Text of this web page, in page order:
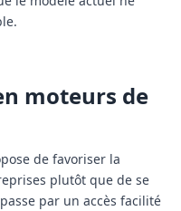
moteurs de
de favoriser la
plutôt que de se
par un accès facilité